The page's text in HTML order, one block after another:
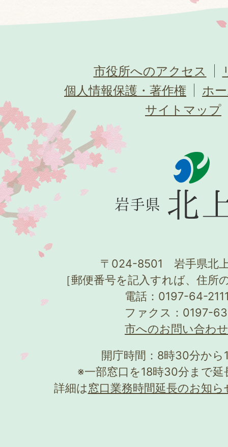
市役所へのアクセス
個人情報保護・著作権
ホ
サイトマップ
〒024-8501 岩手県北
［郵便番号を記入すれば、住所
電話：0197-64-
ファクス：0197-
市へのお問い合わ
開庁時間：8時30分か
※一部窓口を18時30分まで
詳細は窓口業務時間延長のお知ら